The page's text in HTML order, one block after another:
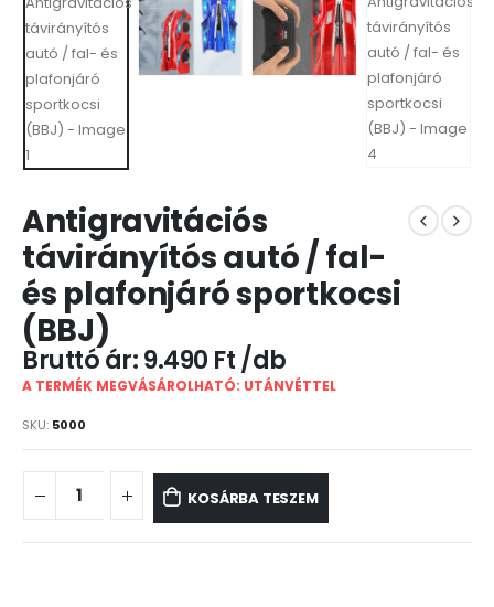
Antigravitációs
távirányítós autó / fal-
és plafonjáró sportkocsi
(BBJ)
9.490 Ft
A TERMÉK MEGVÁSÁROLHATÓ: UTÁNVÉTTEL
SKU: 5000
KOSÁRBA TESZEM